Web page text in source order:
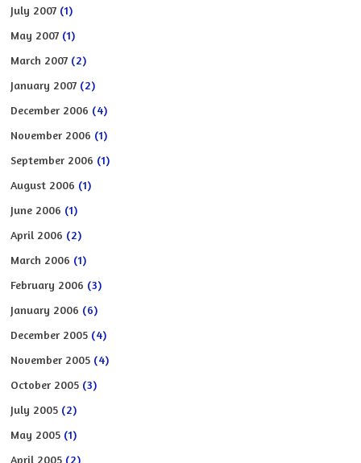
July 2007 (1)
May 2007 (1)
March 2007 (2)
January 2007 (2)
December 2006 (4)
November 2006 (1)
September 2006 (1)
August 2006 (1)
June 2006 (1)
April 2006 (2)
March 2006 (1)
February 2006 (3)
January 2006 (6)
December 2005 (4)
November 2005 (4)
October 2005 (3)
July 2005 (2)
May 2005 (1)
April 2005 (2)